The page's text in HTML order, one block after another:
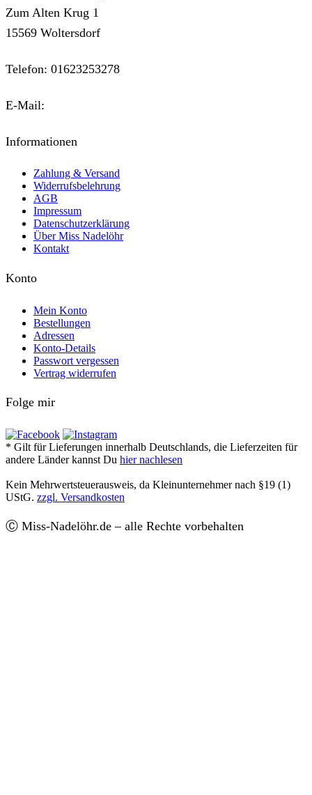
Zum Alten Krug 1
15569 Woltersdorf
Telefon: 01623253278
E-Mail:
Informationen
Zahlung & Versand
Widerrufsbelehrung
AGB
Impressum
Datenschutzerklärung
Über Miss Nadelöhr
Kontakt
Konto
Mein Konto
Bestellungen
Adressen
Konto-Details
Passwort vergessen
Vertrag widerrufen
Folge mir
* Gilt für Lieferungen innerhalb Deutschlands, die Lieferzeiten für
andere Länder kannst Du hier nachlesen
Kein Mehrwertsteuerausweis, da Kleinunternehmer nach §19 (1)
UStG. zzgl. Versandkosten
Ⓒ Miss-Nadelöhr.de – alle Rechte vorbehalten